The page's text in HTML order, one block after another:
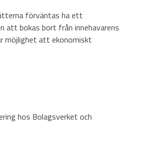
förväntas ha ett
att bokas bort från innehavarens
möjlighet att ekonomiskt
hos Bolagsverket och